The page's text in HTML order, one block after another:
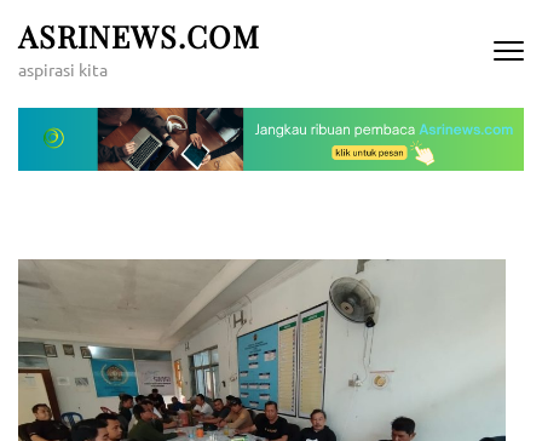
ke
konten
Enter)
ASRINEWS.COM
aspirasi kita